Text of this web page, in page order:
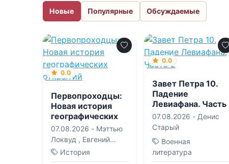
Новые Популярные Обсуждаемые
0.0
Первопроходцы:
Новая история
географических
открытий
07.08.2026 - Мэттью
Локвуд , Евгений
Владимирович
Поникаров
История
0.0
Завет Петра 10.
Падение
Левиафана. Часть
2
07.08.2026 - Денис
Старый
Военная
литература